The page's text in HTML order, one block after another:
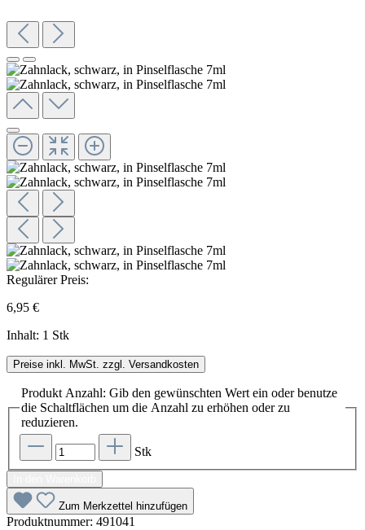
Regulärer Preis:
6,95 €
Inhalt: 1 Stk
Preise inkl. MwSt. zzgl. Versandkosten
Produkt Anzahl: Gib den gewünschten Wert ein oder benutze
die Schaltflächen um die Anzahl zu erhöhen oder zu
reduzieren.
Stk
Zum Merkzettel hinzufügen
Produktnummer: 491041